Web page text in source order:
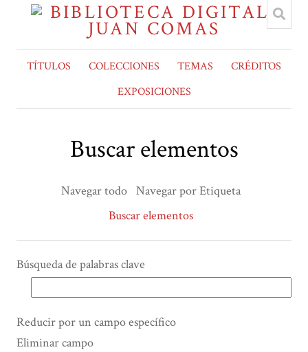
TÍTULOS COLECCIONES TEMAS
CRÉDITOS
EXPOSICIONES
Buscar elementos
Navegar todo Navegar por Etiqueta
Buscar elementos
Búsqueda de palabras clave
Number
Reducir por un campo específico
Search Property
Tipo de búsqueda
Términos de búsqueda
Ensamblador de Búsqueda
Eliminar campo